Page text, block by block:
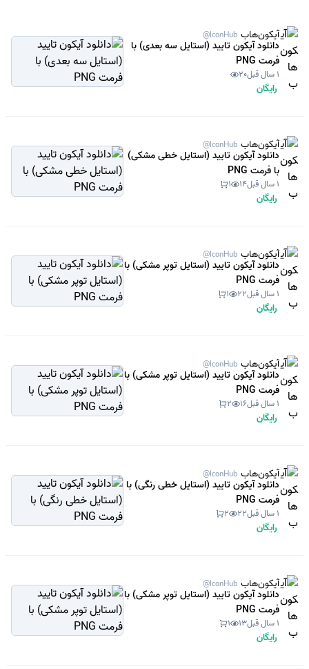
آیکون‌هاب @IconHub
دانلود آیکون تایید (استایل سه بعدی) با
فرمت PNG
1 سال قبل 20
رایگان
آیکون‌هاب @IconHub
دانلود آیکون تایید (استایل خطی مشکی)
با فرمت PNG
1 سال قبل 14
1
رایگان
آیکون‌هاب @IconHub
دانلود آیکون تایید (استایل توپر مشکی) با
فرمت PNG
1 سال قبل 22
1
رایگان
آیکون‌هاب @IconHub
دانلود آیکون تایید (استایل توپر مشکی) با
فرمت PNG
1 سال قبل 16
2
رایگان
آیکون‌هاب @IconHub
دانلود آیکون تایید (استایل خطی رنگی) با
فرمت PNG
1 سال قبل 22
2
رایگان
آیکون‌هاب @IconHub
دانلود آیکون تایید (استایل توپر مشکی) با
فرمت PNG
1 سال قبل 13
1
رایگان